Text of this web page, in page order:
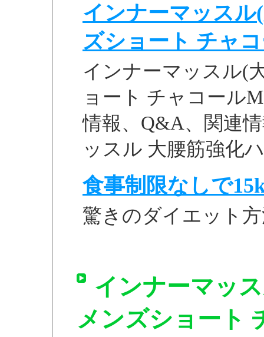
インナーマッス
ズショート チャ
インナーマッスル(
ョート チャコール
情報、Q&A、関連
ッスル 大腰筋強化
食事制限なしで
驚きのダイエット
インナーマッ
メンズショート